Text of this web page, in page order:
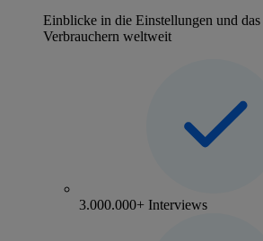
Einblicke in die Einstellungen und
Verbrauchern weltweit
3.000.000+ Interviews